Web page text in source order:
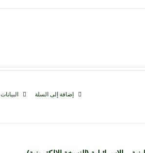
إضافة إلى السلة البيانات